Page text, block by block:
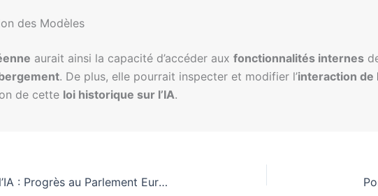
des Modèles
aurait ainsi la capacité d’accéder aux fonctionnalités internes
. De plus, elle pourrait inspecter et modifier l’interaction de
de cette loi historique sur l’IA.
Réformes du Règlement sur l’IA : Progrès au Parlement Européen